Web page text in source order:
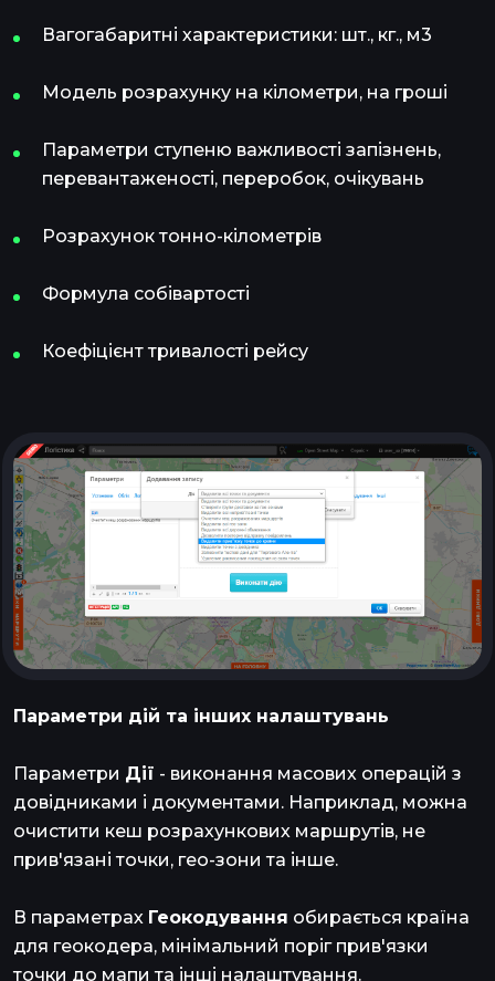
Вагогабаритні характеристики: шт., кг., м3
Модель розрахунку на кілометри, на гроші
Параметри ступеню важливості запізнень,
перевантаженості, переробок, очікувань
Розрахунок тонно-кілометрів
Формула собівартості
Коефіцієнт тривалості рейсу
Параметри дій та інших налаштувань
Параметри Дії - виконання масових операцій з
довідниками і документами. Наприклад, можна
очистити кеш розрахункових маршрутів, не
прив'язані точки, гео-зони та інше.
В параметрах Геокодування обирається країна
для геокодера, мінімальний поріг прив'язки
точки до мапи та інші налаштування.